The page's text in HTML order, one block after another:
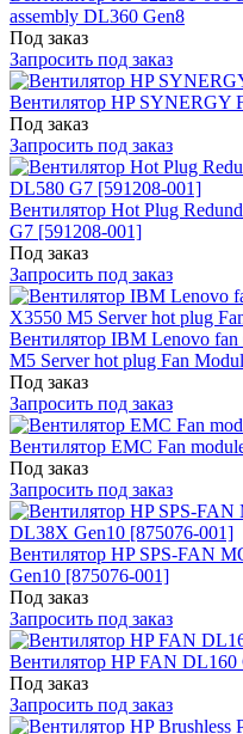
assembly DL360 Gen8
Под заказ
Запросить под заказ
Вентилятор HP SYNERGY
Под заказ
Запросить под заказ
Вентилятор Hot Plug
G7 [591208-001]
Под заказ
Запросить под заказ
Вентилятор IBM Lenovo
M5 Server hot plug Fan
Под заказ
Запросить под заказ
Вентилятор EMC Fan
Под заказ
Запросить под заказ
Вентилятор HP SPS-FAN
Gen10 [875076-001]
Под заказ
Запросить под заказ
Вентилятор HP FAN DL160
Под заказ
Запросить под заказ